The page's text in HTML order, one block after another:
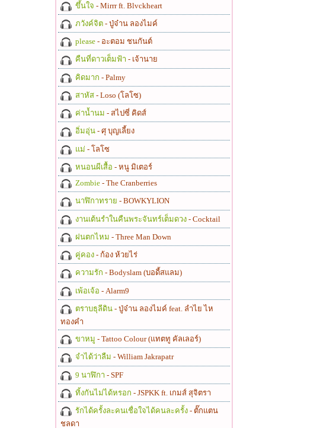
ขึ้นใจ - Mirrr ft. Blvckheart
ภวังค์จิต - ปู่จ๋าน ลองไมค์
please - อะตอม ชนกันต์
คืนที่ดาวเต็มฟ้า - เจ้านาย
คิดมาก - Palmy
สาหัส - Loso (โลโซ)
ค่าน้ำนม - สไปซี่ คิดส์
อิ่มอุ่น - ศุ บุญเลี้ยง
แม่ - โลโซ
หนอนผีเสื้อ - หนู มิเตอร์
Zombie - The Cranberries
นาฬิกาทราย - BOWKYLION
งานเต้นรำในคืนพระจันทร์เต็มดวง - Cocktail
ฝนตกไหม - Three Man Down
คู่คอง - ก้อง ห้วยไร่
ความรัก - Bodyslam (บอดี้สแลม)
เพ้อเจ้อ - Alarm9
ตราบธุลีดิน - ปู่จ๋าน ลองไมค์ feat. ลำไย ไห
ทองคำ
ขาหมู - Tattoo Colour (แทตทู คัลเลอร์)
จำได้ว่าลืม - William Jakrapatr
9 นาฬิกา - SPF
ทิ้งกันไม่ได้หรอก - JSPKK ft. เกมส์ สุจิตรา
รักได้ครั้งละคนเชื่อใจได้คนละครั้ง - ตั๊กแตน
ชลดา